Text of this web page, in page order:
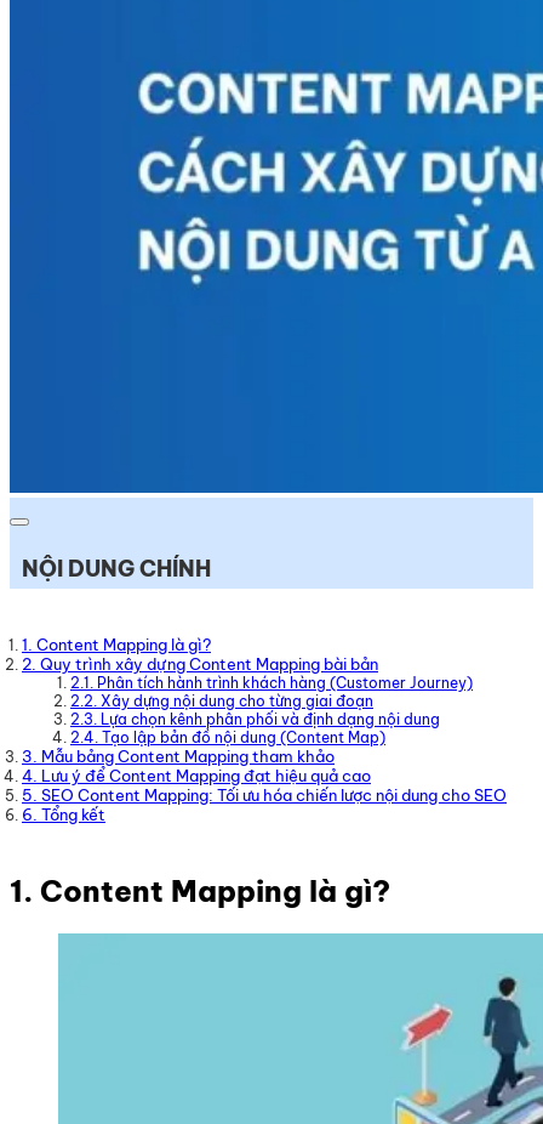
NỘI DUNG CHÍNH
1. Content Mapping là gì?
2. Quy trình xây dựng Content Mapping bài bản
2.1. Phân tích hành trình khách hàng (Customer Journey)
2.2. Xây dựng nội dung cho từng giai đoạn
2.3. Lựa chọn kênh phân phối và định dạng nội dung
2.4. Tạo lập bản đồ nội dung (Content Map)
3. Mẫu bảng Content Mapping tham khảo
4. Lưu ý để Content Mapping đạt hiệu quả cao
5. SEO Content Mapping: Tối ưu hóa chiến lược nội dung cho SEO
6. Tổng kết
1. Content Mapping là gì?